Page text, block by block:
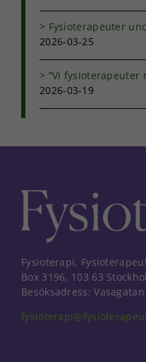
Fysioterapeuter
2026-03-25
”Vi fysioterapeuter
2026-03-19
Fysioterapi,
Box 3196, 103 63
Besöksadress: